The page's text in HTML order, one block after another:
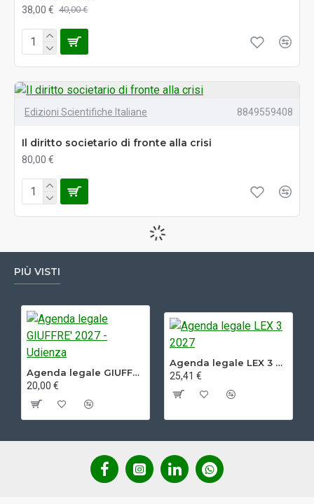
38,00 € 40,00 €
Edizioni Scientifiche Italiane 8849559408
Il diritto societario di fronte alla crisi
80,00 €
PIÙ VISTI
Agenda legale GIUFFRE' 2027 - Udienza
20,00 €
Agenda legale LEX 3 2027
25,41 €